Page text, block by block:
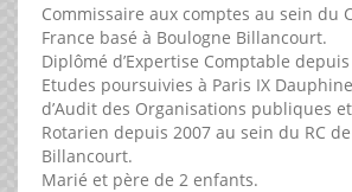
Commissaire aux comptes au sein du
France basé à Boulogne Billancourt.
Diplômé d’Expertise Comptable
Etudes poursuivies à Paris IX Dauphine
d’Audit des Organisations publiques
Rotarien depuis 2007 au sein du RC
Billancourt.
Marié et père de 2 enfants.